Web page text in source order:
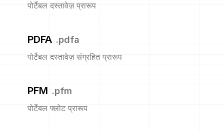
पोर्टेबल दस्तावेज़ प्रारूप
PDFA .pdfa
पोर्टेबल दस्तावेज़ संग्रहित प्रारूप
PFM .pfm
पोर्टेबल फ्लोट प्रारूप